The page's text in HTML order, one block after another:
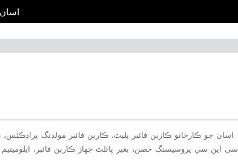
اسان جو ڪارخانو ڪاربن فائبر پليٽ، ڪاربن فائبر مولڊنگ
سي اين سي پروسيسنگ حصن، بغير پائلٽ جهاز ڪاربن فائبر،